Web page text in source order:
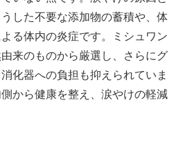
した不要な添加物の蓄積や、体
る体内の炎症です。ミシュワン
来のものから厳選し、さらにグ
化器への負担も抑えられていま
から健康を整え、涙やけの軽減